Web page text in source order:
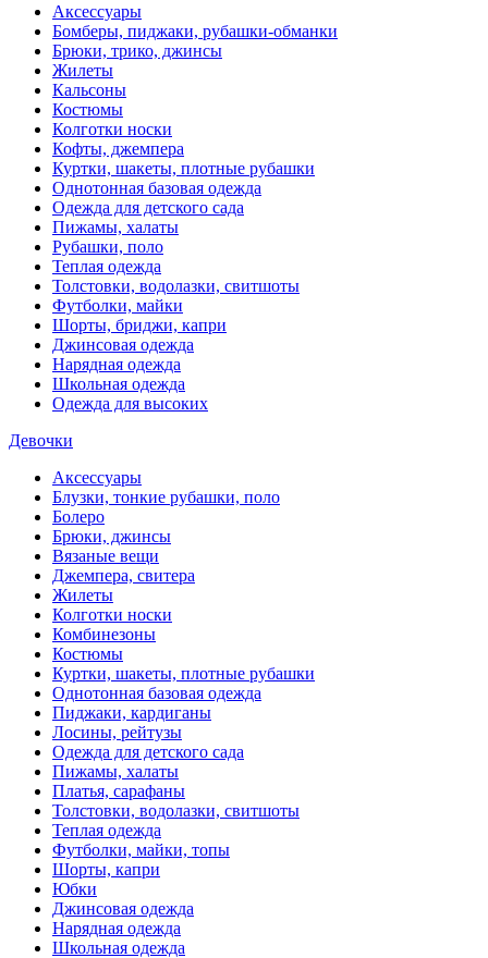
Аксессуары
Бомберы, пиджаки, рубашки-обманки
Брюки, трико, джинсы
Жилеты
Кальсоны
Костюмы
Колготки носки
Кофты, джемпера
Куртки, шакеты, плотные рубашки
Однотонная базовая одежда
Одежда для детского сада
Пижамы, халаты
Рубашки, поло
Теплая одежда
Толстовки, водолазки, свитшоты
Футболки, майки
Шорты, бриджи, капри
Джинсовая одежда
Нарядная одежда
Школьная одежда
Одежда для высоких
Девочки
Аксессуары
Блузки, тонкие рубашки, поло
Болеро
Брюки, джинсы
Вязаные вещи
Джемпера, свитера
Жилеты
Колготки носки
Комбинезоны
Костюмы
Куртки, шакеты, плотные рубашки
Однотонная базовая одежда
Пиджаки, кардиганы
Лосины, рейтузы
Одежда для детского сада
Пижамы, халаты
Платья, сарафаны
Толстовки, водолазки, свитшоты
Теплая одежда
Футболки, майки, топы
Шорты, капри
Юбки
Джинсовая одежда
Нарядная одежда
Школьная одежда